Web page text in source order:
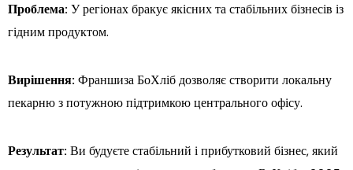
Проблема: У регіонах бракує якісних та стабільних бізнесів із
гідним продуктом.
Вирішення: Франшиза БоХліб дозволяє створити локальну
пекарню з потужною підтримкою центрального офісу.
Результат: Ви будуєте стабільний і прибутковий бізнес, який